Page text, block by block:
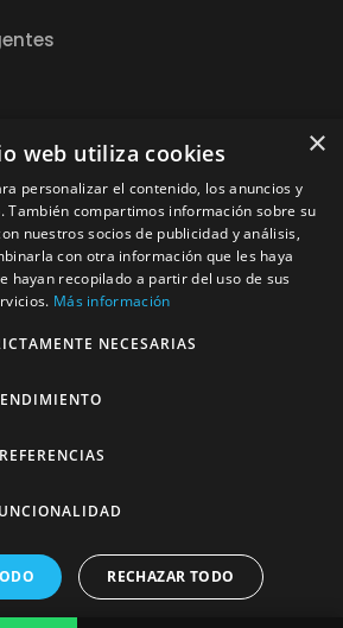
:info@bcndesatascos.es
5º 2ª Sant Martí, Barcelona 08020
miércoles, jueves, viernes, sábado,
+34 933 132 878
+34 608 229 902
Hogar DESATEC, S.L –
–Política de Cookies
×
web utiliza cookies
personalizar el contenido, los anuncios y
También compartimos información sobre su
nuestros socios de publicidad y análisis,
con otra información que les haya
hayan recopilado a partir del uso de sus
Más información
NECESARIAS
RECHAZAR TODO